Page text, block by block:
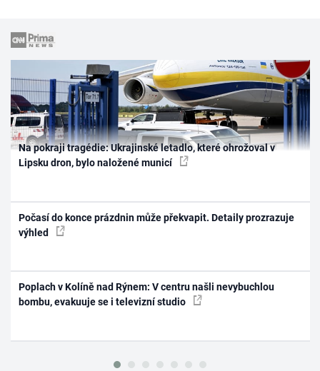
Na pokraji tragédie: Ukrajinské letadlo, které ohrožoval v
Lipsku dron, bylo naložené municí
Počasí do konce prázdnin může překvapit. Detaily prozrazuje
výhled
Poplach v Kolíně nad Rýnem: V centru našli nevybuchlou
bombu, evakuuje se i televizní studio